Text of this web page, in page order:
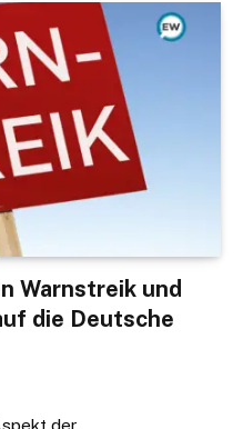
Warnstreik und
die Deutsche
der